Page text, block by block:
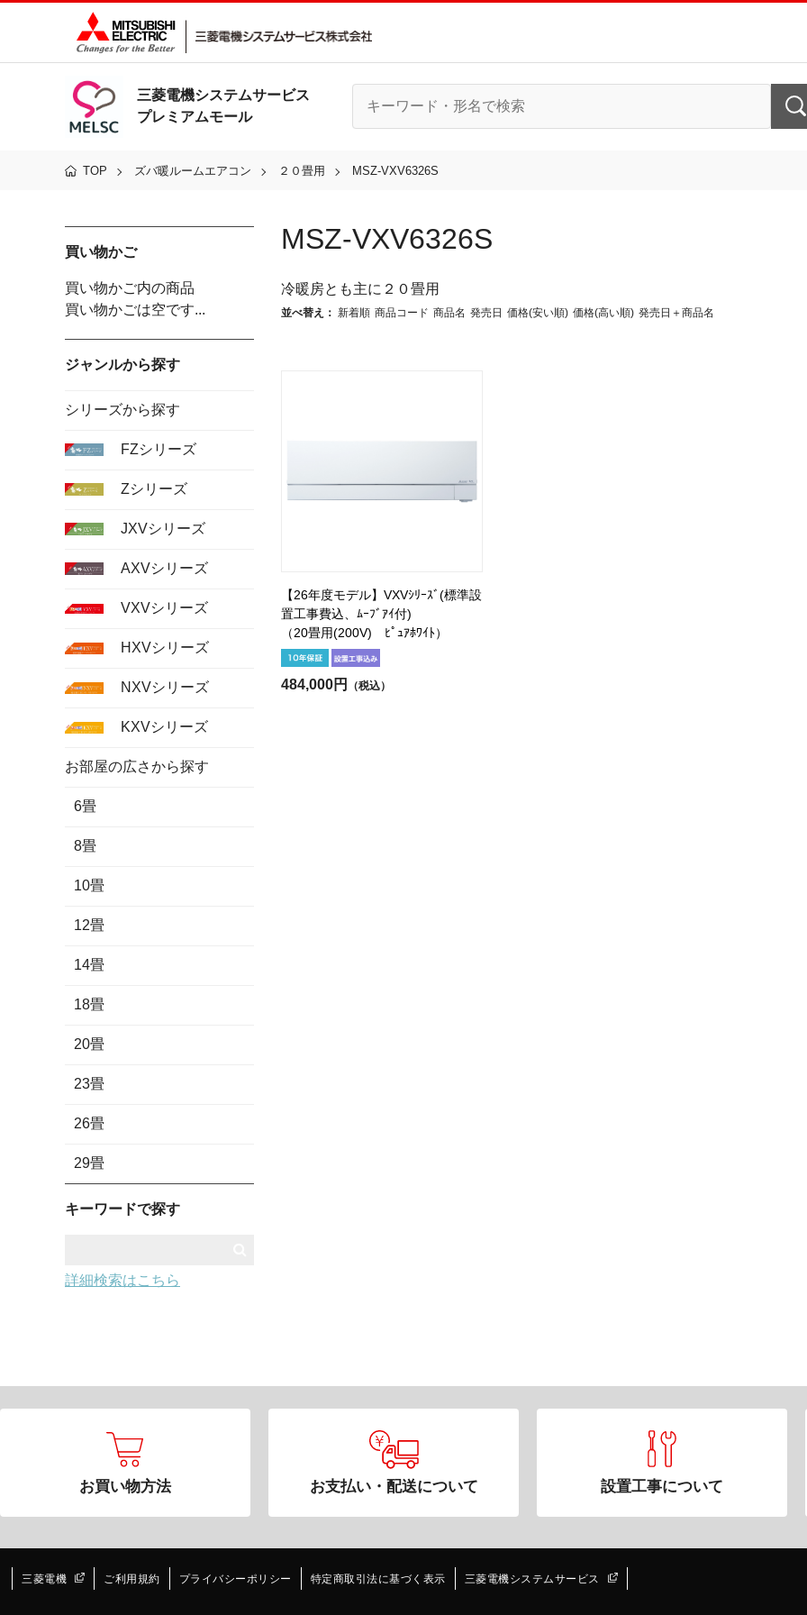
三菱電機システムサービス
プレミアムモール
TOP ズバ暖ルームエアコン ２０畳用 MSZ-VXV6326S
買い物かご
買い物かご内の商品
買い物かごは空です...
ジャンルから探す
シリーズから探す
FZシリーズ
Zシリーズ
JXVシリーズ
AXVシリーズ
VXVシリーズ
HXVシリーズ
NXVシリーズ
KXVシリーズ
お部屋の広さから探す
6畳
8畳
10畳
12畳
14畳
18畳
20畳
23畳
26畳
29畳
キーワードで探す
詳細検索はこちら
MSZ-VXV6326S
冷暖房とも主に２０畳用
並べ替え： 新着順 商品コード 商品名 発売日 価格(安い順) 価格(高い順) 発売日＋商品名
【26年度モデル】VXVｼﾘｰｽﾞ(標準設
置工事費込、ﾑｰﾌﾞｱｲ付)
（20畳用(200V) ﾋﾟｭｱﾎﾜｲﾄ）
484,000円 （税込）
お買い物方法 お支払い・配送について 設置工事について
三菱電機 ご利用規約 プライバシーポリシー 特定商取引法に基づく表示 三菱電機システムサービス